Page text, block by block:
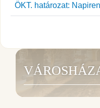
ÖKT. határozat: